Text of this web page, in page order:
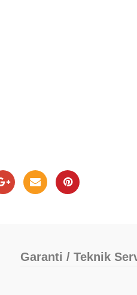
Garanti / Teknik